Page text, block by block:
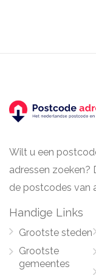
Wilt u een
adressen zoeken?
de postcodes van
Handige Links
Grootste steden
Grootste
gemeentes